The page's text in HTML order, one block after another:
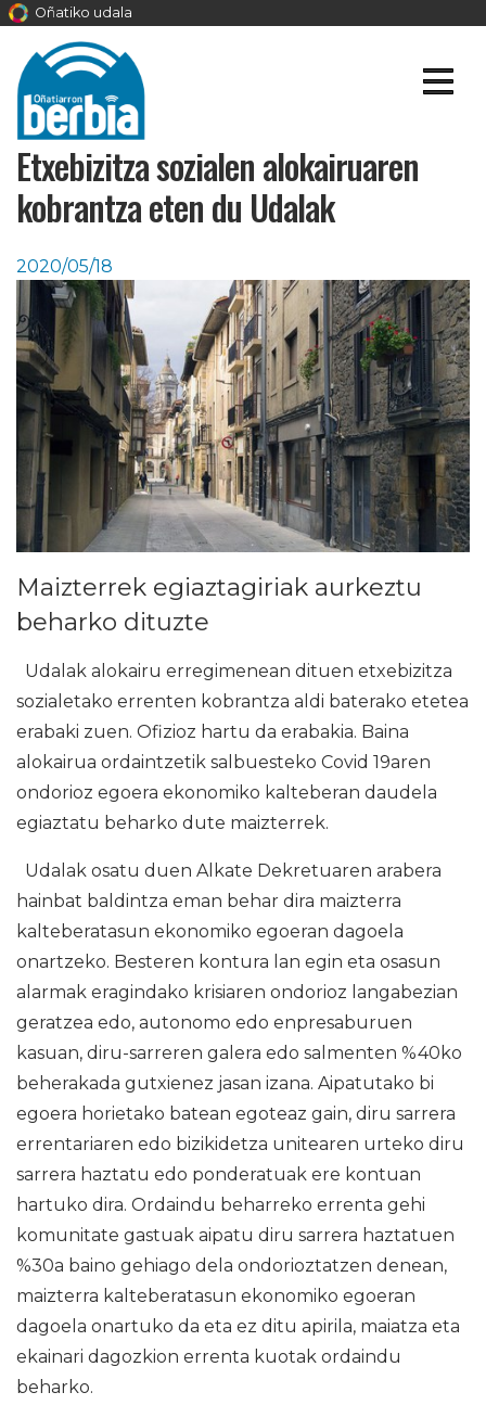
Oñatiko udala
Etxebizitza sozialen alokairuaren
kobrantza eten du Udalak
2020/05/18
Maizterrek egiaztagiriak aurkeztu
beharko dituzte
Udalak alokairu erregimenean dituen etxebizitza
sozialetako errenten kobrantza aldi baterako etetea
erabaki zuen. Ofizioz hartu da erabakia. Baina
alokairua ordaintzetik salbuesteko Covid 19aren
ondorioz egoera ekonomiko kalteberan daudela
egiaztatu beharko dute maizterrek.
Udalak osatu duen Alkate Dekretuaren arabera
hainbat baldintza eman behar dira maizterra
kalteberatasun ekonomiko egoeran dagoela
onartzeko. Besteren kontura lan egin eta osasun
alarmak eragindako krisiaren ondorioz langabezian
geratzea edo, autonomo edo enpresaburuen
kasuan, diru-sarreren galera edo salmenten %40ko
beherakada gutxienez jasan izana. Aipatutako bi
egoera horietako batean egoteaz gain, diru sarrera
errentariaren edo bizikidetza unitearen urteko diru
sarrera haztatu edo ponderatuak ere kontuan
hartuko dira. Ordaindu beharreko errenta gehi
komunitate gastuak aipatu diru sarrera haztatuen
%30a baino gehiago dela ondorioztatzen denean,
maizterra kalteberatasun ekonomiko egoeran
dagoela onartuko da eta ez ditu apirila, maiatza eta
ekainari dagozkion errenta kuotak ordaindu
beharko.